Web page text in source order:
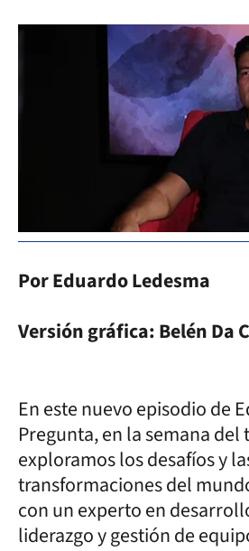
Por Eduardo Ledesma
Versión gráfica: Belén Da
En este nuevo episodio de
Pregunta, en la semana
exploramos los desafíos y
transformaciones del
con un experto en
liderazgo y gestión de